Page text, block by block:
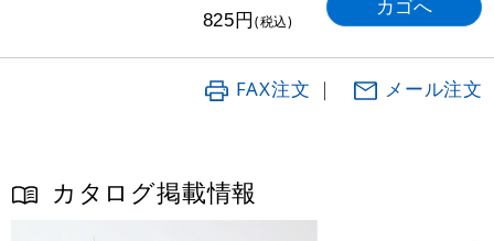
825円(税込)
FAX注文 ｜ メール注文
カタログ掲載情報